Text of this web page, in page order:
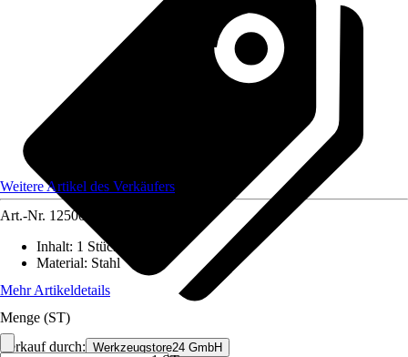
Verkauf durch: Werkzeugstore24 GmbH
Weitere Artikel des Verkäufers
Art.-Nr. 12500976
Inhalt: 1 Stück
Material: Stahl
Mehr Artikeldetails
Menge (ST)